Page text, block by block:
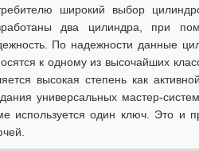
широкий выбор
два цилиндра, при
По надежности данные
к одному из высочайших
высокая степень как
универсальных мастер-
используется один ключ. Это и